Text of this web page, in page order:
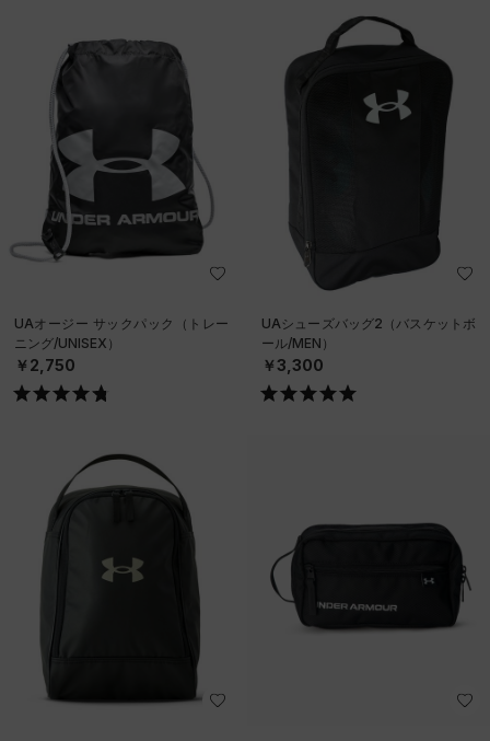
UAオージー サックパック（トレー
ニング/UNISEX）
￥2,750
UAシューズバッグ2（バスケットボ
ール/MEN）
￥3,300